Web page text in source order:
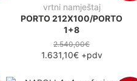
vrtni namještaj
PORTO 212X100/PORTO
1+8
2.540,00€
1.631,10€+pdv